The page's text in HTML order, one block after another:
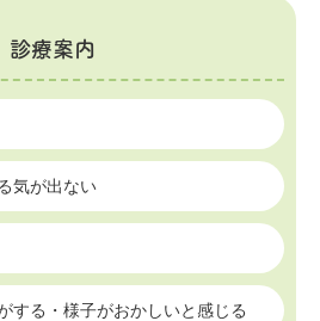
診療案内
気が出ない
する・様子がおかしいと感じる